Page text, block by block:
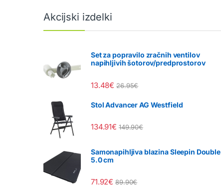
Akcijski izdelki
Set za popravilo zračnih ventilov
napihljivih šotorov/predprostorov
13.48€ 26.95€
Stol Advancer AG Westfield
134.91€ 149.90€
Samonapihljiva blazina Sleepin Double
5.0 cm
71.92€ 89.90€